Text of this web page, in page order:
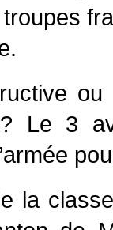
Le 3
la